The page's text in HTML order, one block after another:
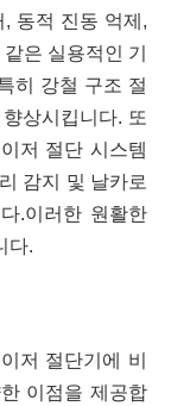
동적 진동 억제,
은 실용적인 기
히 강철 구조 절
상시킵니다. 또
저 절단 시스템
감지 및 날카로
.이러한 원활한
다.
저 절단기에 비
이점을 제공합